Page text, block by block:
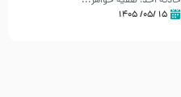
۱۵ /۰۵/ ۱۴۰۵